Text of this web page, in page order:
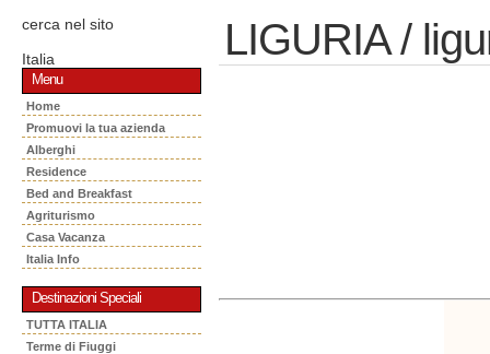
cerca nel sito
Italia
Menu
Home
Promuovi la tua azienda
Alberghi
Residence
Bed and Breakfast
Agriturismo
Casa Vacanza
Italia Info
Destinazioni Speciali
TUTTA ITALIA
Terme di Fiuggi
LIGURIA /